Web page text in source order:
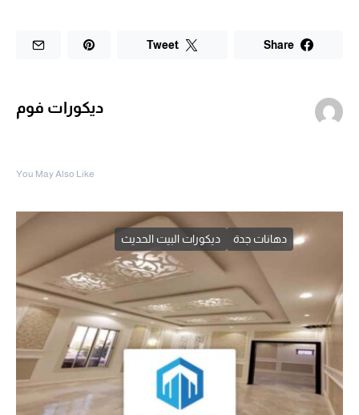
Share
Tweet
ديكورات فوم
You May Also Like
دهانات جدة ديكورات البيت الحديث